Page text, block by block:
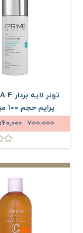
پرایم حجم 100 میلی لیتر
700,000